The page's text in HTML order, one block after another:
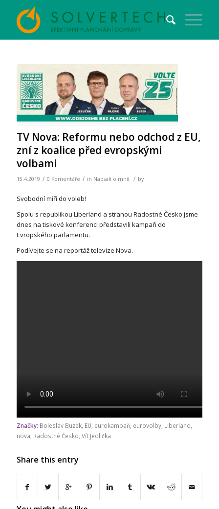
TV Nova: Reformu nebo odchod z EU,
zní z koalice před evropskými
volbami
15.4.2019 / 0 Komentáře / in Napsali o mně / by
Svobodní míří do voleb!
Spolu s republikou Liberland a stranou Radostné Česko jsme
dnes na tiskové konferenci představili kampaň do
Evropského parlamentu.
Podívejte se na reportáž televize Nova.
Značky: Boleslav Buzek, EU eurokampaň, eurovolby, Liberland
nova Radostné Česko Vít Jedlička
Share this entry